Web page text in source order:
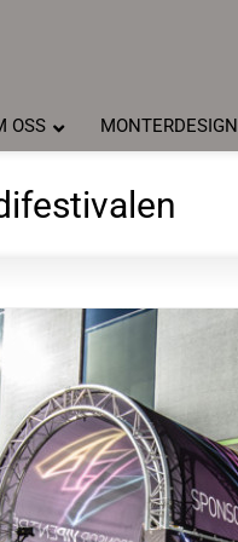
OSS MONTERDESIGN